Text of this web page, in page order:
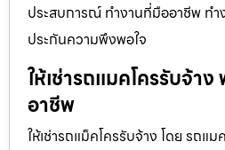
ประสบการณ์ ทำงานที่มืออาชีพ ทำ
ประกันความพึงพอใจ
ให้เช่ารถแมคโครรับจ้า
อาชีพ
ให้เช่ารถแม็คโครรับจ้าง โดย รถแ